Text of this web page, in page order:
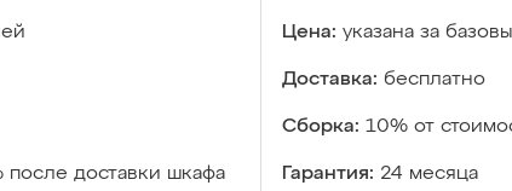
Цена: указана за
Доставка: бесплатно
Сборка: 10% от
после доставки шкафа Гарантия: 24 месяца